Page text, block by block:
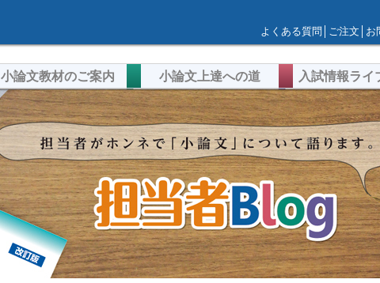
よくある質問 ご注文 お
小論文教材のご案内 小論文上達への道 入試情報ライ